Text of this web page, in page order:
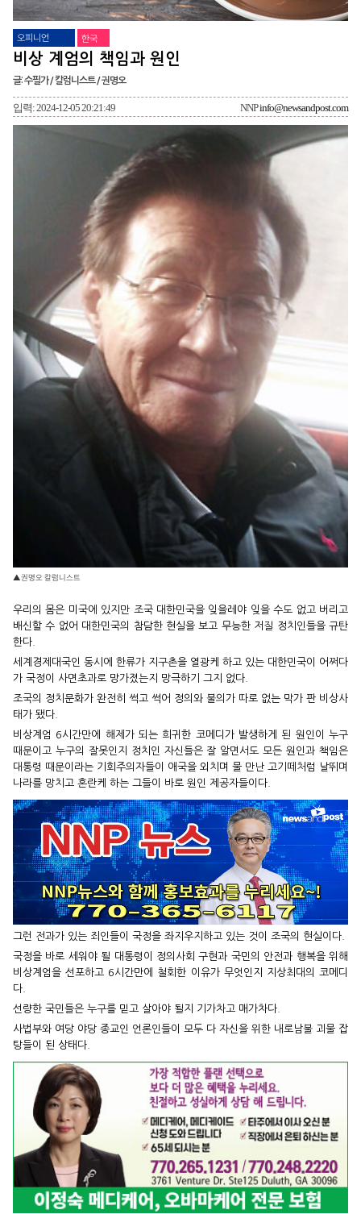
오피니언 한국
비상 계엄의 책임과 원인
글: 수필가 / 칼럼니스트 / 권명오
입력: 2024-12-05 20:21:49 NNPinfo@newsandpost.com
▲권명오 칼럼니스트
우리의 몸은 미국에 있지만 조국 대한민국을 잊을레야 잊을 수도 없고 버리고
배신할 수 없어 대한민국의 참담한 현실을 보고 무능한 저질 정치인들을 규탄
한다.
세계경제대국인 동시에 한류가 지구촌을 열광케 하고 있는 대한민국이 어쩌다
가 국정이 사면초과로 망가졌는지 망극하기 그지 없다.
조국의 정치문화가 완전히 썩고 썩어 정의와 불의가 따로 없는 막가 판 비상사
태가 됐다.
비상계엄 6시간만에 해제가 되는 희귀한 코메디가 발생하게 된 원인이 누구
때문이고 누구의 잘못인지 정치인 자신들은 잘 알면서도 모든 원인과 책임은
대통령 때문이라는 기회주의자들이 애국을 외치며 물 만난 고기떼처럼 날뛰며
나라를 망치고 혼란케 하는 그들이 바로 원인 제공자들이다.
그런 전과가 있는 죄인들이 국정을 좌지우지하고 있는 것이 조국의 현실이다.
국정을 바로 세워야 될 대통령이 정의사회 구현과 국민의 안전과 행복을 위해
비상계엄을 선포하고 6시간만에 철회한 이유가 무엇인지 지상최대의 코메디
다.
선량한 국민들은 누구를 믿고 살아야 될지 기가차고 매가차다.
사법부와 여당 야당 종교인 언론인들이 모두 다 자신을 위한 내로남불 괴물 잡
탕들이 된 상태다.